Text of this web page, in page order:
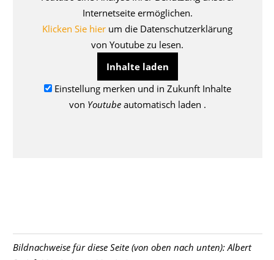
Internetseite ermöglichen.
Klicken Sie hier um die Datenschutzerklärung
von Youtube zu lesen.
Inhalte laden
Einstellung merken und in Zukunft Inhalte
von Youtubeautomatisch laden .
Bildnachweise für diese Seite (von oben nach unten):Albert